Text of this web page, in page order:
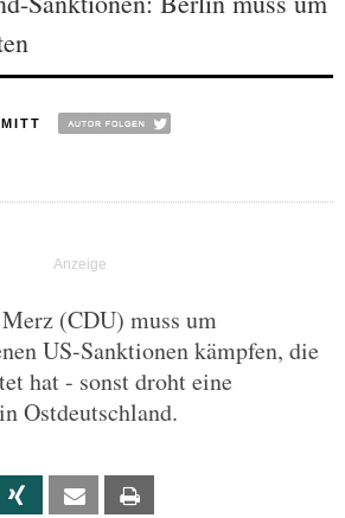
(CDU) muss um
US-Sanktionen kämpfen, die
hat - sonst droht eine
Ostdeutschland.
Xing Email